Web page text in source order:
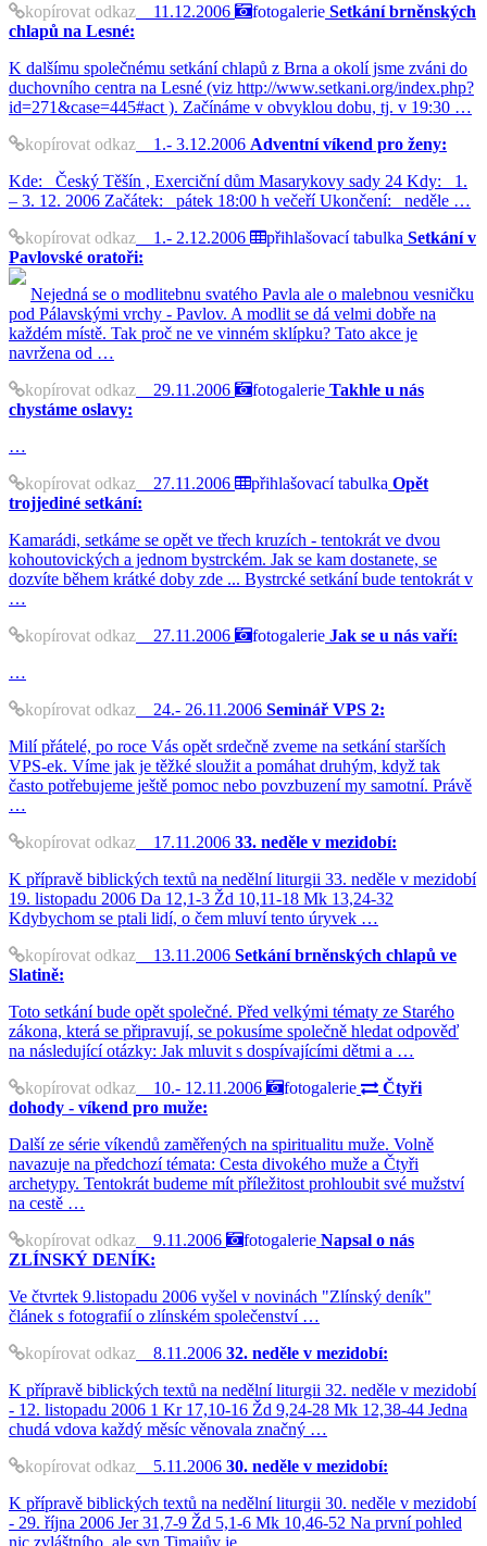
kopírovat odkaz 11.12.2006 fotogalerie Setkání brněnských
chlapů na Lesné:
K dalšímu společnému setkání chlapů z Brna a okolí jsme zváni do
duchovního centra na Lesné (viz http://www.setkani.org/index.php?
id=271&case=445#act ). Začínáme v obvyklou dobu, tj. v 19:30 …
kopírovat odkaz 1.- 3.12.2006 Adventní víkend pro ženy:
Kde: Český Těšín , Exerciční dům Masarykovy sady 24 Kdy: 1.
– 3. 12. 2006 Začátek: pátek 18:00 h večeří Ukončení: neděle …
kopírovat odkaz 1.- 2.12.2006 přihlašovací tabulka Setkání v
Pavlovské oratoři:
Nejedná se o modlitebnu svatého Pavla ale o malebnou vesničku
pod Pálavskými vrchy - Pavlov. A modlit se dá velmi dobře na
každém místě. Tak proč ne ve vinném sklípku? Tato akce je
navržena od …
kopírovat odkaz 29.11.2006 fotogalerie Takhle u nás
chystáme oslavy:
…
kopírovat odkaz 27.11.2006 přihlašovací tabulka Opět
trojjediné setkání:
Kamarádi, setkáme se opět ve třech kruzích - tentokrát ve dvou
kohoutovických a jednom bystrckém. Jak se kam dostanete, se
dozvíte během krátké doby zde ... Bystrcké setkání bude tentokrát v
…
kopírovat odkaz 27.11.2006 fotogalerie Jak se u nás vaří:
…
kopírovat odkaz 24.- 26.11.2006 Seminář VPS 2:
Milí přátelé, po roce Vás opět srdečně zveme na setkání starších
VPS-ek. Víme jak je těžké sloužit a pomáhat druhým, když tak
často potřebujeme ještě pomoc nebo povzbuzení my samotní. Právě
…
kopírovat odkaz 17.11.2006 33. neděle v mezidobí:
K přípravě biblických textů na nedělní liturgii 33. neděle v mezidobí
19. listopadu 2006 Da 12,1-3 Žd 10,11-18 Mk 13,24-32
Kdybychom se ptali lidí, o čem mluví tento úryvek …
kopírovat odkaz 13.11.2006 Setkání brněnských chlapů ve
Slatině:
Toto setkání bude opět společné. Před velkými tématy ze Starého
zákona, která se připravují, se pokusíme společně hledat odpověď
na následující otázky: Jak mluvit s dospívajícími dětmi a …
kopírovat odkaz 10.- 12.11.2006 fotogalerie
Čtyři
dohody - víkend pro muže:
Další ze série víkendů zaměřených na spiritualitu muže. Volně
navazuje na předchozí témata: Cesta divokého muže a Čtyři
archetypy. Tentokrát budeme mít příležitost prohloubit své mužství
na cestě …
kopírovat odkaz 9.11.2006 fotogalerie Napsal o nás
ZLÍNSKÝ DENÍK:
Ve čtvrtek 9.listopadu 2006 vyšel v novinách "Zlínský deník"
článek s fotografií o zlínském společenství …
kopírovat odkaz 8.11.2006 32. neděle v mezidobí:
K přípravě biblických textů na nedělní liturgii 32. neděle v mezidobí
- 12. listopadu 2006 1 Kr 17,10-16 Žd 9,24-28 Mk 12,38-44 Jedna
chudá vdova každý měsíc věnovala značný …
kopírovat odkaz 5.11.2006 30. neděle v mezidobí:
K přípravě biblických textů na nedělní liturgii 30. neděle v mezidobí
- 29. října 2006 Jer 31,7-9 Žd 5,1-6 Mk 10,46-52 Na první pohled
nic zvláštního, ale syn Timaiův je …